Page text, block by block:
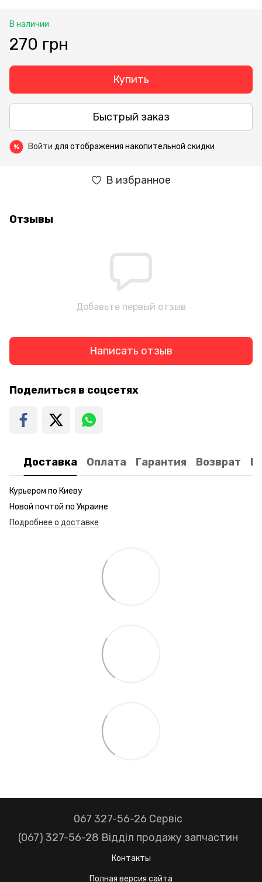
В наличии
270 грн
Купить
Быстрый заказ
% Войти для отображения накопительной скидки
В избранное
Отзывы
Добавьте первый отзыв
Написать отзыв
Поделиться в соцсетях
Доставка Оплата Гарантия Возврат
Курьером по Киеву
Новой почтой по Украине
Подробнее о доставке
067 327-56-26 Сервіс
(067) 327-56-28 Відділ продажу запчастин
Контакты
Полная версия сайта